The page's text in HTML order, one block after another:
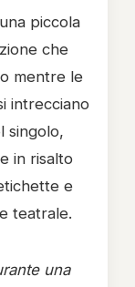
piccola
che
mentre le
intrecciano
singolo,
in risalto
e
teatrale.
una